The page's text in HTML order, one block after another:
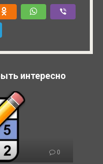
интересно
0